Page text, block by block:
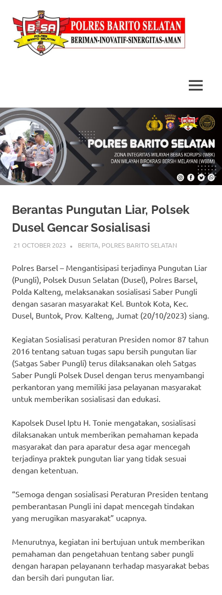
Skip
to
content
MENU
Berantas Pungutan Liar, Polsek
Dusel Gencar Sosialisasi
21 OCTOBER 2023 ADMIN_POLRESBARSEL
BERITA, POLRES BARITO SELATAN
Polres Barsel – Mengantisipasi terjadinya Pungutan Liar
(Pungli), Polsek Dusun Selatan (Dusel), Polres Barsel,
Polda Kalteng, melaksanakan sosialisasi Saber Pungli
dengan sasaran masyarakat Kel. Buntok Kota, Kec.
Dusel, Buntok, Prov. Kalteng, Jumat (20/10/2023) siang.
Kegiatan Sosialisasi peraturan Presiden nomor 87 tahun
2016 tentang satuan tugas sapu bersih pungutan liar
(Satgas Saber Pungli) terus dilaksanakan oleh Satgas
Saber Pungli Polsek Dusel dengan terus menyambangi
perkantoran yang memiliki jasa pelayanan masyarakat
untuk memberikan sosialisasi dan edukasi.
Kapolsek Dusel Iptu H. Tonie mengatakan, sosialisasi
dilaksanakan untuk memberikan pemahaman kepada
masyarakat dan para aparatur desa agar mencegah
terjadinya praktek pungutan liar yang tidak sesuai
dengan ketentuan.
“Semoga dengan sosialisasi Peraturan Presiden tentang
pemberantasan Pungli ini dapat mencegah tindakan
yang merugikan masyarakat” ucapnya.
Menurutnya, kegiatan ini bertujuan untuk memberikan
pemahaman dan pengetahuan tentang saber pungli
dengan harapan pelayanann terhadap masyarakat bebas
dan bersih dari pungutan liar.